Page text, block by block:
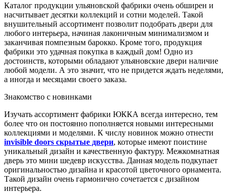
Каталог продукции ульяновской фабрики очень обширен и
насчитывает десятки коллекций и сотни моделей. Такой
внушительный ассортимент позволит подобрать двери для
любого интерьера, начиная лаконичным минимализмом и
заканчивая помпезным барокко. Кроме того, продукция
фабрики это удачная покупка в каждый дом! Одно из
достоинств, которыми обладают ульяновские двери наличие
любой модели. А это значит, что не придется ждать неделями,
а иногда и месяцами своего заказа.
Знакомство с новинками
Изучать ассортимент фабрики ЮККА всегда интересно, тем
более что он постоянно пополняется новыми интересными
коллекциями и моделями. К числу новинок можно отнести
invisible doors скрытые двери, которые имеют поистине
уникальный дизайн и качественную фактуру. Межкомнатная
дверь это мини шедевр искусства. Данная модель подкупает
оригинальностью дизайна и красотой цветочного орнамента.
Такой дизайн очень гармонично сочетается с дизайном
интерьера.